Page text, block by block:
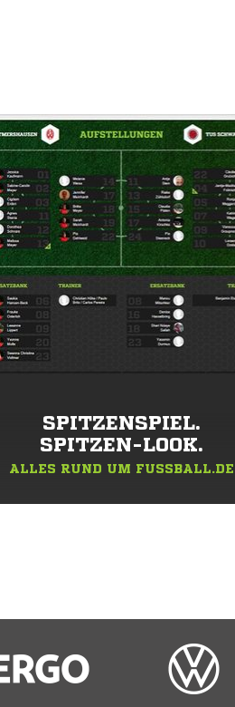
SPITZENSPIEL.
SPITZEN-LOOK.
ALLES RUND UM FUSSBALL.DE